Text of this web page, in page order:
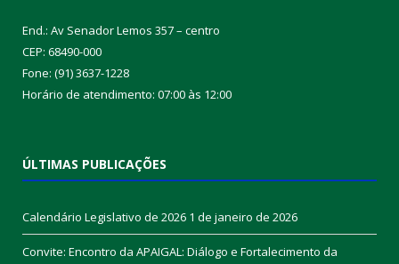
End.: Av Senador Lemos 357 – centro
CEP: 68490-000
Fone: (91) 3637-1228
Horário de atendimento: 07:00 às 12:00
ÚLTIMAS PUBLICAÇÕES
Calendário Legislativo de 2026 1 de janeiro de 2026
Convite: Encontro da APAIGAL: Diálogo e Fortalecimento da